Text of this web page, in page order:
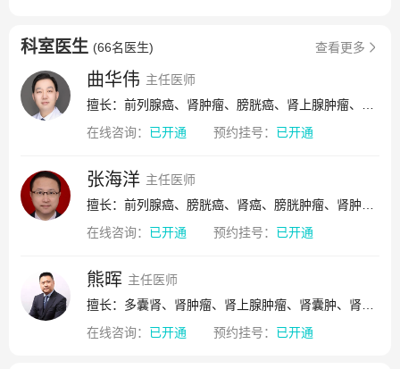
师培训基地以及泌尿微创培训中心，中华医学会泌尿外科学
分会继续教育基层示范单位。科室现开放床位209张，设有6
个病区。科室设有山东省泌尿系器官及其功能重建工程实验
室，山东省高等学校泌尿系疾病重点实验室，膀胱镜室、碎
石中心、尿流动力学检查中心等。科室现有医师72名，其中
年手术量6000余台，已发展成为山东省最大的泌尿外科医
疗、科研、培训基地。在泌尿外科机器人手术、泌尿系肿
瘤、肾上腺疾病、前列腺疾病、男科疾病等临床及科研方面
位于国内领先地位。
科室医生 (66名医生) 查看更多
曲华伟 主任医师
在线咨询： 已开通 预约挂号： 已开通
张海洋 主任医师
在线咨询： 已开通 预约挂号： 已开通
熊晖 主任医师
在线咨询： 已开通 预约挂号： 已开通